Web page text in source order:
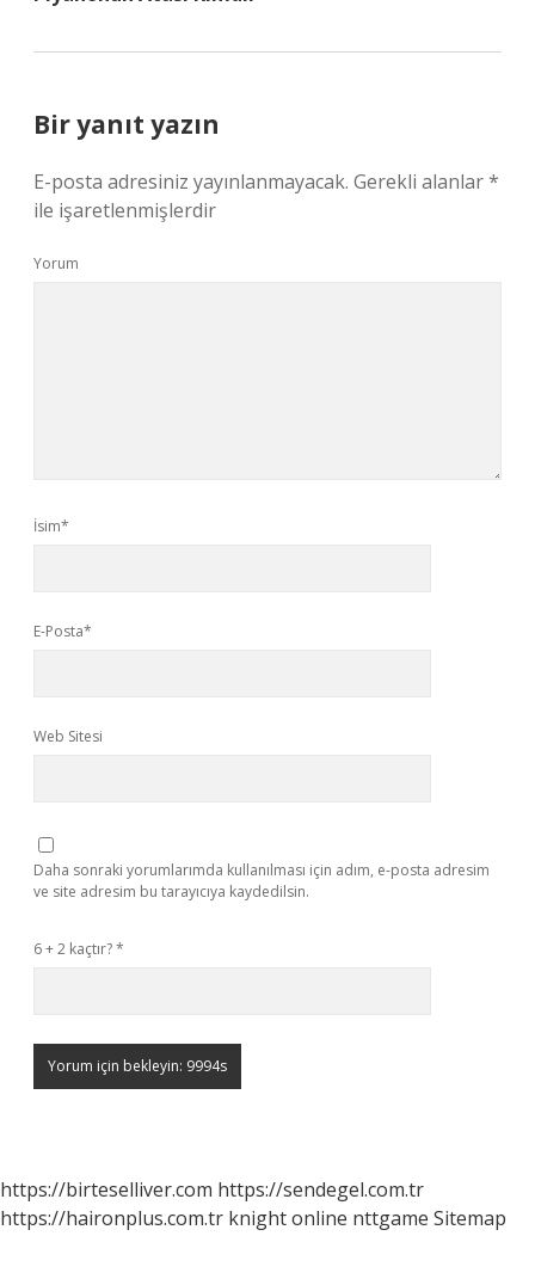
Bir yanıt yazın
E-posta adresiniz yayınlanmayacak. Gerekli alanlar*
ile işaretlenmişlerdir
Yorum
İsim*
E-Posta*
Web Sitesi
Daha sonraki yorumlarımda kullanılması için adım, e-posta adresim
ve site adresim bu tarayıcıya kaydedilsin.
6 + 2 kaçtır?*
https://birteselliver.com https://sendegel.com.tr
https://haironplus.com.tr knight online nttgame Sitemap